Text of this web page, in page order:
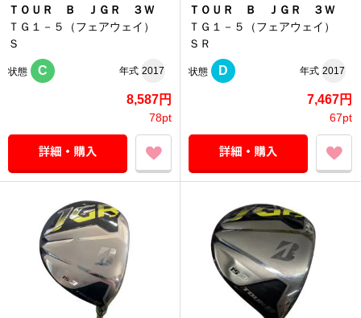
ＴＯＵＲ Ｂ ＪＧＲ ３Ｗ
ＴＧ１－５（フェアウェイ）
Ｓ
状態 C 年式 2017
8,587円
78pt
ＴＯＵＲ Ｂ ＪＧＲ ３Ｗ
ＴＧ１－５（フェアウェイ）
ＳＲ
状態 D 年式 2017
7,467円
67pt